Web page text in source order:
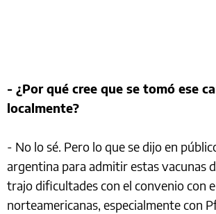
- ¿Por qué cree que se tomó ese
localmente?
- No lo sé. Pero lo que se dijo en
argentina para admitir estas vacunas
trajo dificultades con el convenio con
norteamericanas, especialmente con